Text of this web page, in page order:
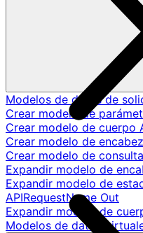
Modelos de datos de
Crear modelo de
Crear modelo de cuerpo
Crear modelo de
Crear modelo de
Expandir modelo de
Expandir modelo de
APIRequestName Out
Expandir modelo de
Modelos de datos